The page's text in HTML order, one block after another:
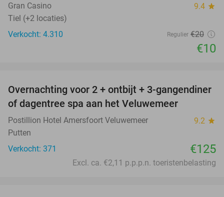
Gran Casino 9.4 star
Tiel (+2 locaties)
Verkocht: 4.310
Regulier €20
€10
Overnachting voor 2 + ontbijt + 3-gangendiner
of dagentree spa aan het Veluwemeer
Postillion Hotel Amersfoort Veluwemeer 9.2 star
Putten
Verkocht: 371
€125
Excl. ca. €2,11 p.p.p.n. toeristenbelasting